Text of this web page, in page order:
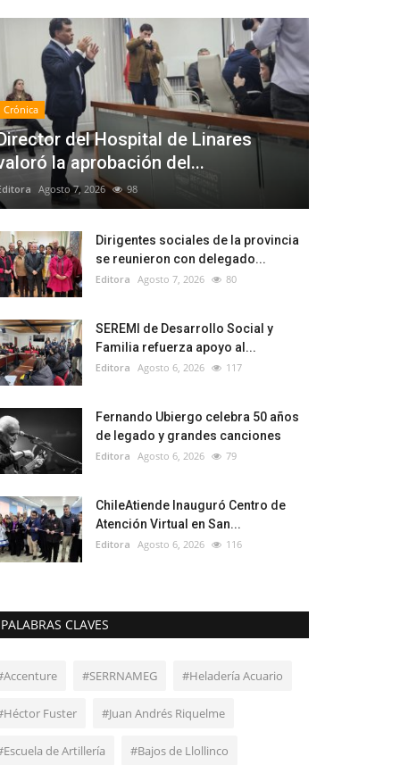
Crónica
del Hospital de Linares
la aprobación del...
Agosto 7, 2026 98
Dirigentes sociales de la provincia
se reunieron con delegado...
Editora Agosto 7, 2026 80
SEREMI de Desarrollo Social y
Familia refuerza apoyo al...
Editora Agosto 6, 2026 117
Fernando Ubiergo celebra 50 años
de legado y grandes canciones
Editora Agosto 6, 2026 79
ChileAtiende Inauguró Centro de
Atención Virtual en San...
Editora Agosto 6, 2026 116
PALABRAS CLAVES
#SERRNAMEG #Heladería Acuario
Fuster #Juan Andrés Riquelme
de Artillería #Bajos de Llollinco